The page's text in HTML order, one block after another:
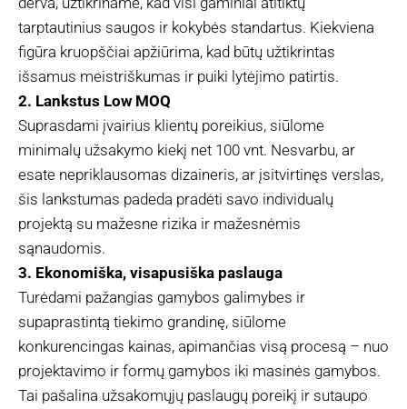
tarptautinius saugos ir kokybės standartus. Kiekviena
figūra kruopščiai apžiūrima, kad būtų užtikrintas
išsamus meistriškumas ir puiki lytėjimo patirtis.
2. Lankstus Low MOQ
Suprasdami įvairius klientų poreikius, siūlome
minimalų užsakymo kiekį net 100 vnt. Nesvarbu, ar
esate nepriklausomas dizaineris, ar įsitvirtinęs verslas,
šis lankstumas padeda pradėti savo individualų
projektą su mažesne rizika ir mažesnėmis
sąnaudomis.
3. Ekonomiška, visapusiška paslauga
Turėdami pažangias gamybos galimybes ir
supaprastintą tiekimo grandinę, siūlome
konkurencingas kainas, apimančias visą procesą – nuo
projektavimo ir formų gamybos iki masinės gamybos.
Tai pašalina užsakomųjų paslaugų poreikį ir sutaupo